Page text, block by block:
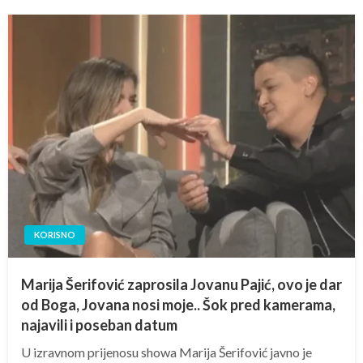
KORISNO
Marija Šerifović zaprosila Jovanu Pajić, ovo je dar
od Boga, Jovana nosi moje.. Šok pred kamerama,
najavili i poseban datum
U izravnom prijenosu showa Marija Šerifović javno je